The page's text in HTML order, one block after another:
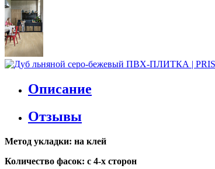
Описание
Отзывы
Метод укладки: на клей
Количество фасок: с 4-х сторон